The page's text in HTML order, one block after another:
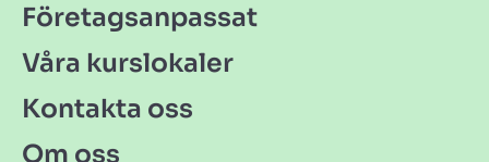
Företagsanpassat
Våra kurslokaler
Kontakta oss
Om oss